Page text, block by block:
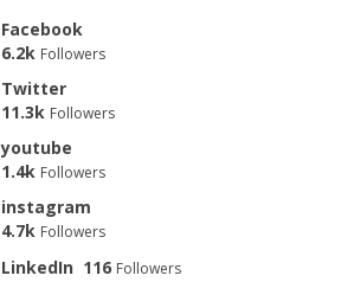
Facebook
6.2k Followers
Twitter
11.3k Followers
youtube
1.4k Followers
instagram
4.7k Followers
LinkedIn 116 Followers